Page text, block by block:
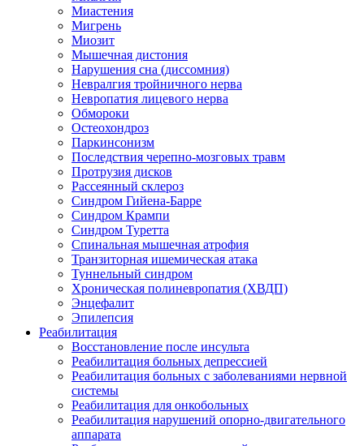
Миастения
Мигрень
Миозит
Мышечная дистония
Нарушения сна (диссомния)
Невралгия тройничного нерва
Невропатия лицевого нерва
Обмороки
Остеохондроз
Паркинсонизм
Последствия черепно-мозговых травм
Протрузия дисков
Рассеянный склероз
Синдром Гийена-Барре
Синдром Крампи
Синдром Туретта
Спинальная мышечная атрофия
Транзиторная ишемическая атака
Туннельный синдром
Хроническая полиневропатия (ХВДП)
Энцефалит
Эпилепсия
Реабилитация
Восстановление после инсульта
Реабилитация больных депрессией
Реабилитация больных с заболеваниями нервной
системы
Реабилитация для онкобольных
Реабилитация нарушений опорно-двигательного
аппарата